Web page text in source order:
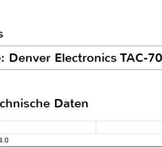
Electronics TAC-
Daten